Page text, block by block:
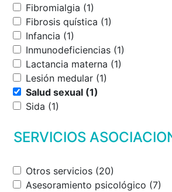
Fibromialgia (1)
Fibrosis quística (1)
Infancia (1)
Inmunodeficiencias (1)
Lactancia materna (1)
Lesión medular (1)
Salud sexual (1)
Sida (1)
SERVICIOS
Otros servicios (20)
Asesoramiento psicológico (7)